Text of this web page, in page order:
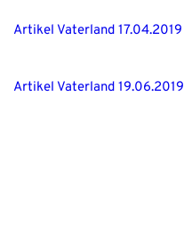
Artikel Vaterland 17.04.2019
Artikel Vaterland 19.06.2019